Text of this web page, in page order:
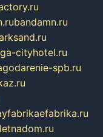
bandamn.ru
cityhotel.ru
spb.ru